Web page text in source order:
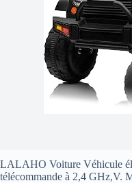
LALAHO Voiture Véhicule
télécommande à 2,4 GHz,V.